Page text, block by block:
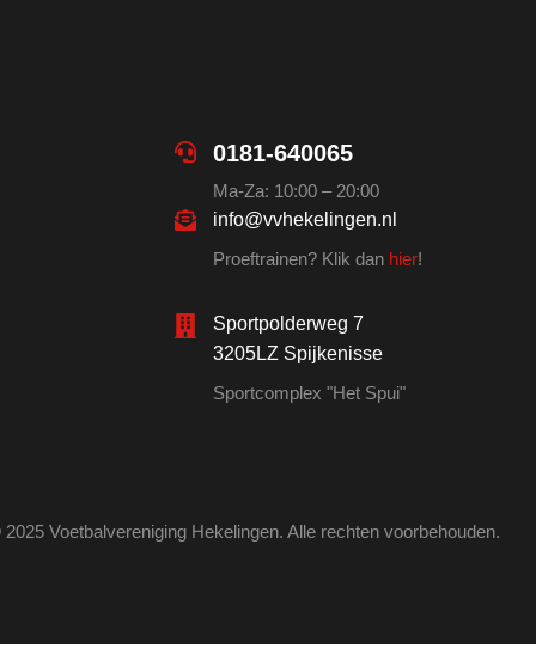
0181-640065
Ma-Za: 10:00 – 20:00
info@vvhekelingen.nl
Proeftrainen? Klik dan hier!
Sportpolderweg 7
3205LZ Spijkenisse
Sportcomplex "Het Spui"
Voetbalvereniging Hekelingen. Alle rechten voorbehouden.